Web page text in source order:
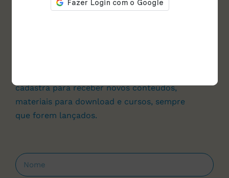
Baixe agora e de graça!
cadastra para receber novos conteúdos,
materiais para download e cursos, sempre
que forem lançados.